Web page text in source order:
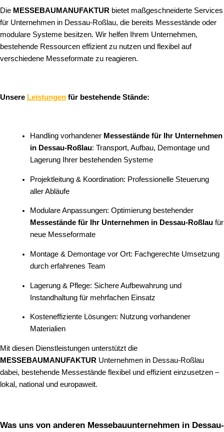
Die MESSEBAUMANUFAKTUR bietet maßgeschneiderte Services
für Unternehmen in Dessau-Roßlau, die bereits Messestände oder
modulare Systeme besitzen. Wir helfen Ihrem Unternehmen,
bestehende Ressourcen effizient zu nutzen und flexibel auf
verschiedene Messeformate zu reagieren.
Unsere Leistungen für bestehende Stände:
Handling vorhandener Messestände für Ihr Unternehmen
in Dessau-Roßlau: Transport, Aufbau, Demontage und
Lagerung Ihrer bestehenden Systeme
Projektleitung & Koordination: Professionelle Steuerung
aller Abläufe
Modulare Anpassungen: Optimierung bestehender
Messestände für Ihr Unternehmen in Dessau-Roßlau für
neue Messeformate
Montage & Demontage vor Ort: Fachgerechte Umsetzung
durch erfahrenes Team
Lagerung & Pflege: Sichere Aufbewahrung und
Instandhaltung für mehrfachen Einsatz
Kosteneffiziente Lösungen: Nutzung vorhandener
Materialien
Mit diesen Dienstleistungen unterstützt die
MESSEBAUMANUFAKTUR Unternehmen in Dessau-Roßlau
dabei, bestehende Messestände flexibel und effizient einzusetzen –
lokal, national und europaweit.
Was uns von anderen Messebauunternehmen in Dessau-